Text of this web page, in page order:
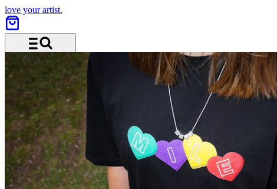
love your artist.
Menü und Suche